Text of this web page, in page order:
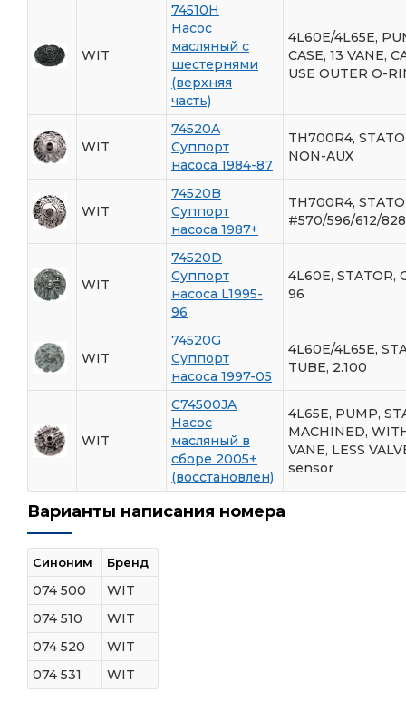
WIT
74510H
Насос
масляный с
шестернями
(верхняя
часть)
4L60E/4L65E,
CASE, 13 VANE,
USE OUTER O-
WIT
74520A
Суппорт
насоса 1984-87
TH700R4,
NON-AUX
WIT
74520B
Суппорт
насоса 1987+
TH700R4,
#570/596/612/828
WIT
74520D
Суппорт
насоса L1995-
96
4L60E, STATOR,
96
WIT
74520G
Суппорт
насоса 1997-05
4L60E/4L65E,
TUBE, 2.100
WIT
C74500JA
Насос
масляный в
сборе 2005+
(восстановлен)
4L65E, PUMP,
MACHINED,
VANE, LESS
sensor
Варианты написания номера
Синоним Бренд
074 500
WIT
074 510
WIT
074 520
WIT
074 531
WIT